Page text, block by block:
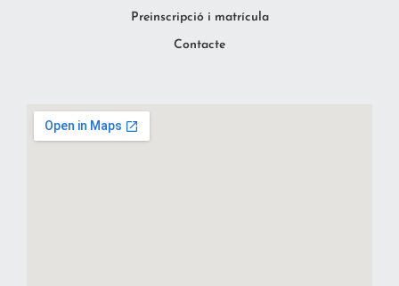
Preinscripció i matrícula
Contacte